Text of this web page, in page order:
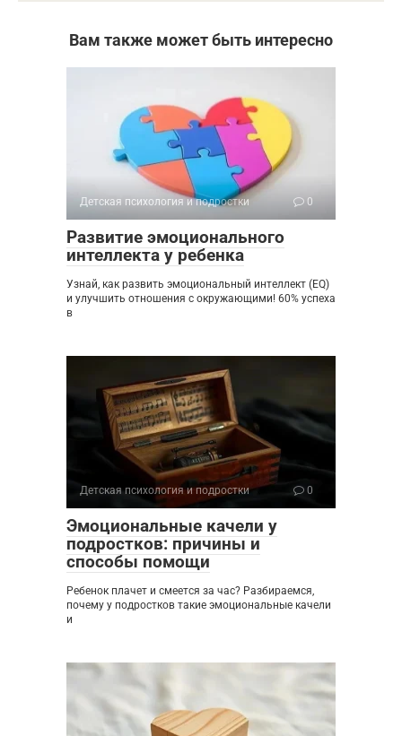
Вам также может быть интересно
Детская психология и подростки 0
Развитие эмоционального
интеллекта у ребенка
Узнай, как развить эмоциональный интеллект (EQ)
и улучшить отношения с окружающими! 60% успеха
в
Детская психология и подростки 0
Эмоциональные качели у
подростков: причины и
способы помощи
Ребенок плачет и смеется за час? Разбираемся,
почему у подростков такие эмоциональные качели
и